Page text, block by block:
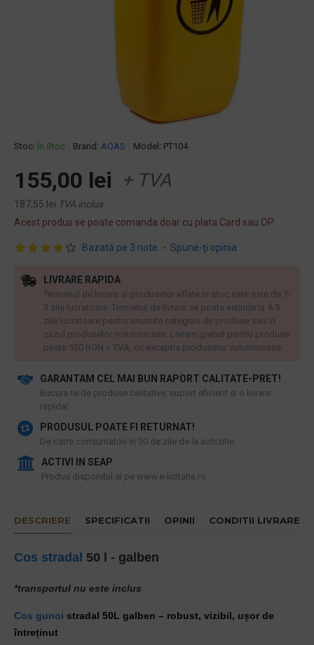
Stoc: În Stoc Brand: AQAS Model: PT104
Bazată pe 3 note. - Spune-ţi opinia
155,00 lei + TVA
187,55 lei TVA inclus
Acest produs se poate comanda doar cu plata Card sau OP
GARANTAM CEL MAI BUN RAPORT CALITATE-PRET!
​Bucura-te de produse calitative, suport eficient si o livrare
rapida!
PRODUSUL POATE FI RETURNAT!
De catre consumatori in 30 de zile de la achizitie
ACTIVI IN SEAP
Produs disponibil si pe www.e-licitatie.ro
LIVRARE RAPIDA
Termenul de livrare al produselor aflate in stoc este este de 1-
3 zile lucratoare. Termenul de livrare se poate extinde la 4-5
zile lucratoare pentru anumite categorii de produse sau in
cazul produselor voluminoase. Livram gratuit pentru produse
peste 550 RON + TVA, cu exceptia produselor voluminoase.
DESCRIERE SPECIFICATII OPINII CONDITII LIVRARE
Cos stradal 50 l - galben
*transportul nu este inclus
Cos gunoi stradal 50L galben – robust, vizibil, ușor de
întreținut